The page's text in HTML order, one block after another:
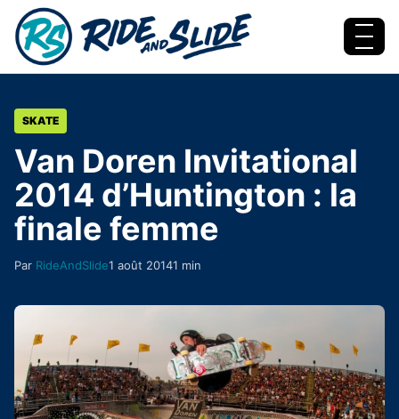
Aller au contenu
Menu
SKATE
Van Doren Invitational
2014 d’Huntington : la
finale femme
Par RideAndSlide1 août 20141 min